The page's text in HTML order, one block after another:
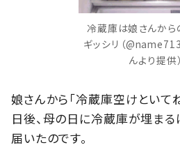
冷蔵庫は娘さんから
ギッシリ（
んより提供）
娘さんから「冷蔵庫空けといて
日後、母の日に冷蔵庫が埋ま
届いたのです。